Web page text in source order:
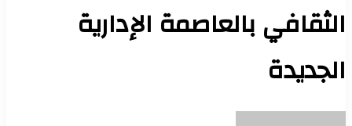
الثقافي بالعاصمة الإدارية
الجديدة